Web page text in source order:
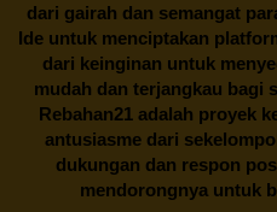
dari gairah dan semangat
Ide untuk menciptakan
dari keinginan untuk
mudah dan terjangkau bagi
Rebahan21 adalah proyek
antusiasme dari
dukungan dan respon
mendorongnya untuk